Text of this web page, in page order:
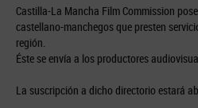
Castilla-La Mancha Film Commission
castellano-manchegos que presten
región.
Éste se envía a los productores
La suscripción a dicho directorio estará